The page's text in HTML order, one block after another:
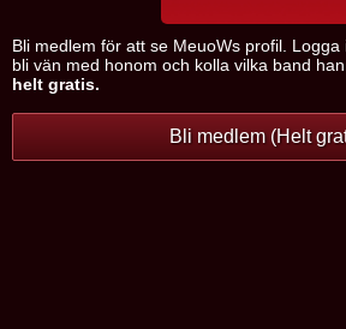
Bli medlem för att se MeuoWs profil.
bli vän med honom och kolla vilka band
helt gratis.
Bli medlem (Helt